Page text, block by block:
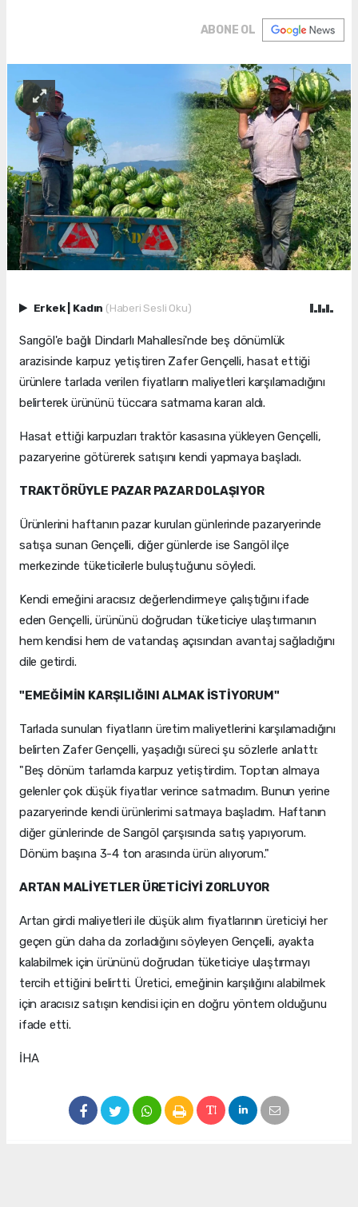
ABONE OL
Erkek Kadın (Haberi Sesli Oku)
Sarıgöl'e bağlı Dindarlı Mahallesi'nde beş dönümlük
arazisinde karpuz yetiştiren Zafer Gençelli, hasat ettiği
ürünlere tarlada verilen fiyatların maliyetleri karşılamadığını
belirterek ürününü tüccara satmama kararı aldı.
Hasat ettiği karpuzları traktör kasasına yükleyen Gençelli,
pazaryerine götürerek satışını kendi yapmaya başladı.
TRAKTÖRÜYLE PAZAR PAZAR DOLAŞIYOR
Ürünlerini haftanın pazar kurulan günlerinde pazaryerinde
satışa sunan Gençelli, diğer günlerde ise Sarıgöl ilçe
merkezinde tüketicilerle buluştuğunu söyledi.
Kendi emeğini aracısız değerlendirmeye çalıştığını ifade
eden Gençelli, ürününü doğrudan tüketiciye ulaştırmanın
hem kendisi hem de vatandaş açısından avantaj sağladığını
dile getirdi.
"EMEĞİMİN KARŞILIĞINI ALMAK İSTİYORUM"
Tarlada sunulan fiyatların üretim maliyetlerini karşılamadığını
belirten Zafer Gençelli, yaşadığı süreci şu sözlerle anlattı:
"Beş dönüm tarlamda karpuz yetiştirdim. Toptan almaya
gelenler çok düşük fiyatlar verince satmadım. Bunun yerine
pazaryerinde kendi ürünlerimi satmaya başladım. Haftanın
diğer günlerinde de Sarıgöl çarşısında satış yapıyorum.
Dönüm başına 3-4 ton arasında ürün alıyorum."
ARTAN MALİYETLER ÜRETİCİYİ ZORLUYOR
Artan girdi maliyetleri ile düşük alım fiyatlarının üreticiyi her
geçen gün daha da zorladığını söyleyen Gençelli, ayakta
kalabilmek için ürününü doğrudan tüketiciye ulaştırmayı
tercih ettiğini belirtti. Üretici, emeğinin karşılığını alabilmek
için aracısız satışın kendisi için en doğru yöntem olduğunu
ifade etti.
İHA